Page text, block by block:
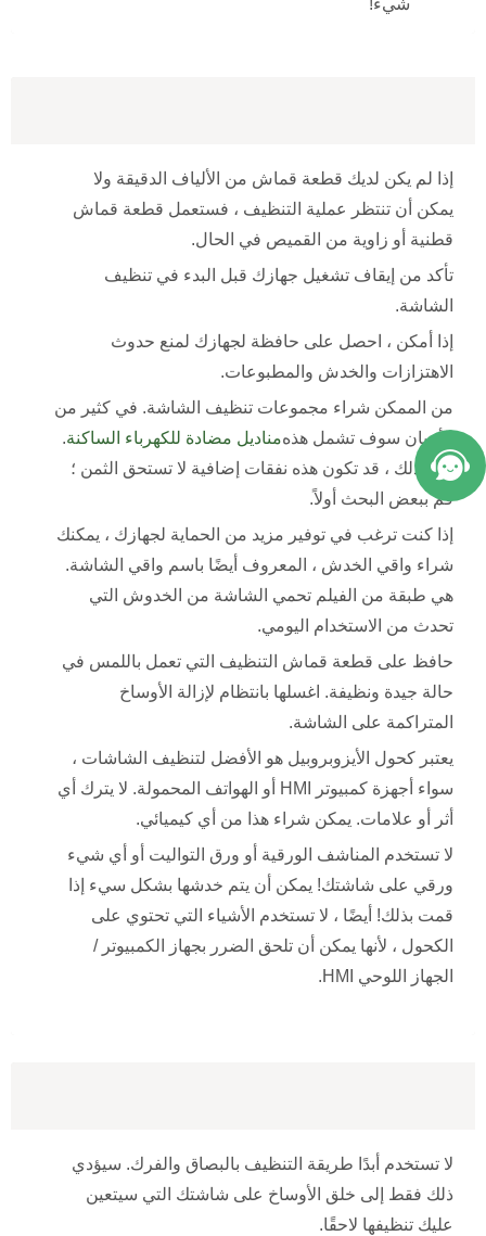
شيء!
إذا لم يكن لديك قطعة قماش من الألياف الدقيقة ولا
يمكن أن تنتظر عملية التنظيف ، فستعمل قطعة قماش
قطنية أو زاوية من القميص في الحال.
تأكد من إيقاف تشغيل جهازك قبل البدء في تنظيف
الشاشة.
إذا أمكن ، احصل على حافظة لجهازك لمنع حدوث
الاهتزازات والخدش والمطبوعات.
من الممكن شراء مجموعات تنظيف الشاشة. في كثير من
الأحيان سوف تشمل هذهمناديل مضادة للكهرباء الساكنة.
ومع ذلك ، قد تكون هذه نفقات إضافية لا تستحق الثمن ؛
قم ببعض البحث أولاً.
إذا كنت ترغب في توفير مزيد من الحماية لجهازك ، يمكنك
شراء واقي الخدش ، المعروف أيضًا باسم واقي الشاشة.
هي طبقة من الفيلم تحمي الشاشة من الخدوش التي
تحدث من الاستخدام اليومي.
حافظ على قطعة قماش التنظيف التي تعمل باللمس في
حالة جيدة ونظيفة. اغسلها بانتظام لإزالة الأوساخ
المتراكمة على الشاشة.
يعتبر كحول الأيزوبروبيل هو الأفضل لتنظيف الشاشات ،
سواء أجهزة كمبيوتر HMI أو الهواتف المحمولة. لا يترك أي
أثر أو علامات. يمكن شراء هذا من أي كيميائي.
لا تستخدم المناشف الورقية أو ورق التواليت أو أي شيء
ورقي على شاشتك! يمكن أن يتم خدشها بشكل سيء إذا
قمت بذلك! أيضًا ، لا تستخدم الأشياء التي تحتوي على
الكحول ، لأنها يمكن أن تلحق الضرر بجهاز الكمبيوتر /
الجهاز اللوحي HMI.
لا تستخدم أبدًا طريقة التنظيف بالبصاق والفرك. سيؤدي
ذلك فقط إلى خلق الأوساخ على شاشتك التي سيتعين
عليك تنظيفها لاحقًا.